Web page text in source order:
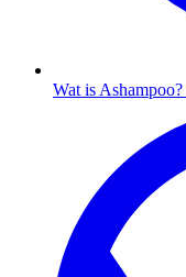
Wat is Ashampoo?